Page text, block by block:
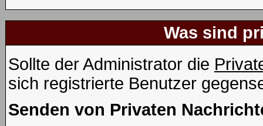
Was sind
Sollte der Administrator die
sich registrierte Benutzer
Senden von Privaten